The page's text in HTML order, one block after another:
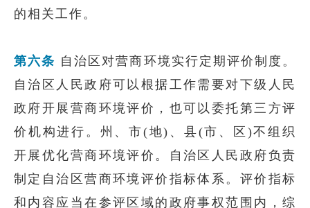
的相关工作。
第六条 自治区对营商环境实行定期评价制度。
自治区人民政府可以根据工作需要对下级人民
政府开展营商环境评价，也可以委托第三方评
价机构进行。州、市(地)、县(市、区)不组织
开展优化营商环境评价。自治区人民政府负责
制定自治区营商环境评价指标体系。评价指标
和内容应当在参评区域的政府事权范围内，综